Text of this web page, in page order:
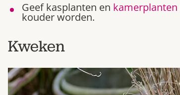
Geef kasplanten en kamerplanten
kouder worden.
Kweken